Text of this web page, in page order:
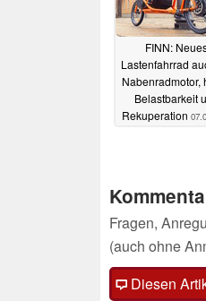
FINN:
Lastenfahrrad
Nabenradmotor,
Belastbarkeit
Rekuperation
Fragen,
(auch ohne
Diesen